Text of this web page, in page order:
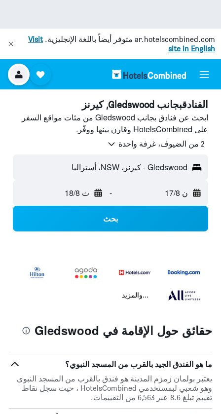
ar.hotelscombined.com متوفر أيضاً باللغة الإنجليزية.Visit
site in English
الفنادقبجانب Gledswood, كيرنز
ابحث عن فنادق بجانب Gledswood من مئات مواقع السفر
على HotelsCombined وقارن بينها ووفّر.
2 من الضيوف، غرفة واحدة
Gledswood - كيرنز، NSW، أستراليا
ن 17/8 - ث 18/8
بحث
...والمزيد
حقائق حول الإقامة في Gledswood
ما هو الفندق الجيد بالقرب من المسجد النبوي؟
يعتبر بولمان زمزم المدينة هو فندق بالقرب من المسجد النبوي
وهو شعبي لبمستخدمي HotelsCombined ، حيث سجل نقاط
تقييم تبلغ 8.6 عبر 6,563 من التقييمات.